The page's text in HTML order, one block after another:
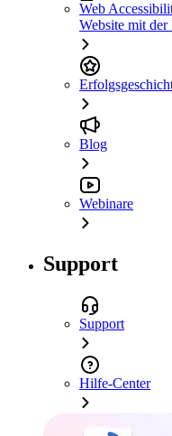
Web
Website mit
Blog
Webinare
Support
Support
Hilfe-Center